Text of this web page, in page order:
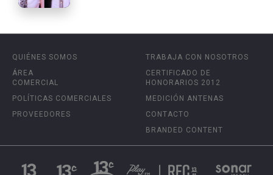
QUIÉNES SOMOS
ÁREA
COMERCIAL
POLÍTICAS COMERCIALES
PROVEEDORES
TRABAJA CON NOSOTROS
CERTIFICADO DE
HONORARIOS 2012
MEDICIÓN ANTENAS
CONTACTO
BRANDED CONTENT